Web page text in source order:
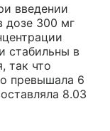
введении
дозе 300 мг
стабильны в
так что
превышала 6
8.03